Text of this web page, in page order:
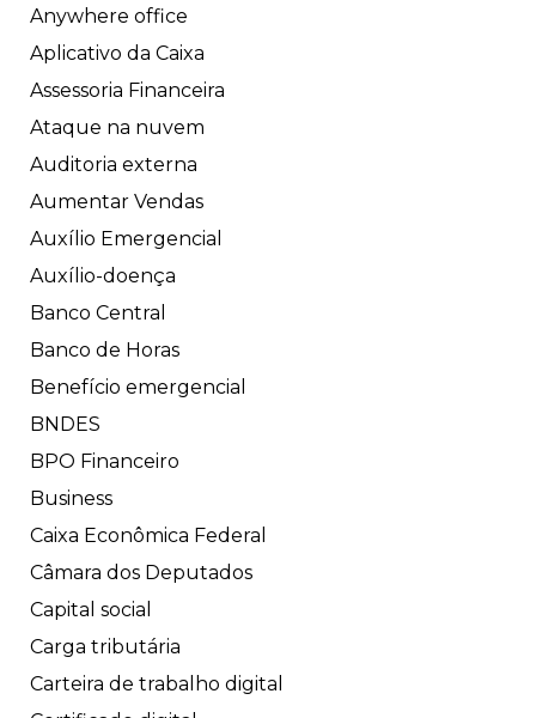
Anywhere office
Aplicativo da Caixa
Assessoria Financeira
Ataque na nuvem
Auditoria externa
Aumentar Vendas
Auxílio Emergencial
Auxílio-doença
Banco Central
Banco de Horas
Benefício emergencial
BNDES
BPO Financeiro
Business
Caixa Econômica Federal
Câmara dos Deputados
Capital social
Carga tributária
Carteira de trabalho digital